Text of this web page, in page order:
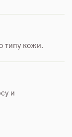
типу кожи.
и